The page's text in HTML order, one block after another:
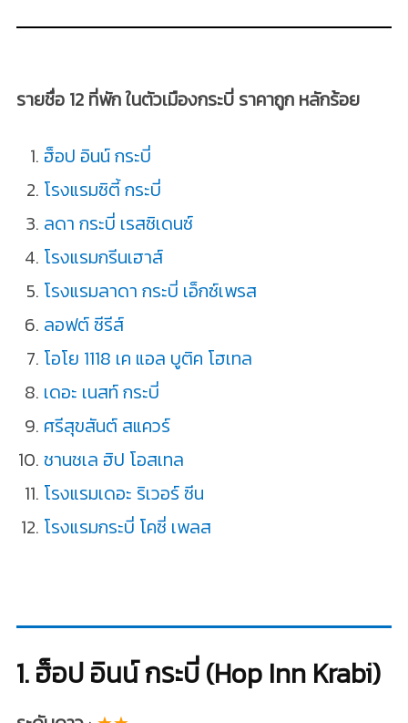
รายชื่อ 12 ที่พัก ในตัวเมืองกระบี่ ราคาถูก หลักร้อย
ฮ็อป อินน์ กระบี่
โรงแรมซิตี้ กระบี่
ลดา กระบี่ เรสซิเดนซ์
โรงแรมกรีนเฮาส์
โรงแรมลาดา กระบี่ เอ็กซ์เพรส
ลอฟต์ ซีรีส์
โอโย 1118 เค แอล บูติค โฮเทล
เดอะ เนสท์ กระบี่
ศรีสุขสันต์ สแควร์
ชานชเล ฮิป โอสเทล
โรงแรมเดอะ ริเวอร์ ซีน
โรงแรมกระบี่ โคซี่ เพลส
1. ฮ็อป อินน์ กระบี่ (Hop Inn Krabi)